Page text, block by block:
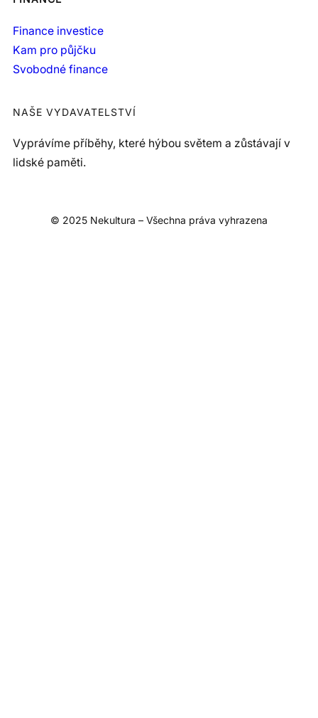
Finance investice
Kam pro půjčku
Svobodné finance
NAŠE VYDAVATELSTVÍ
Vyprávíme příběhy, které hýbou světem a zůstávají v
lidské paměti.
© 2025 Nekultura – Všechna práva vyhrazena